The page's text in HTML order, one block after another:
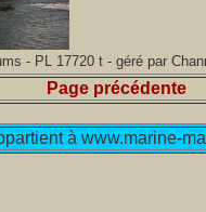
- PL 17720 t - géré par
Page précédente
à www.marine-